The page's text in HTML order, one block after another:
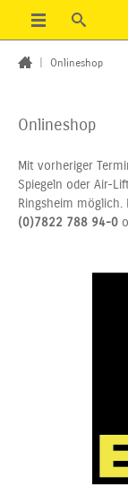
Onlineshop
Onlineshop
Mit vorheriger
Spiegeln oder Air-
Ringsheim
(0)7822 788 94-0